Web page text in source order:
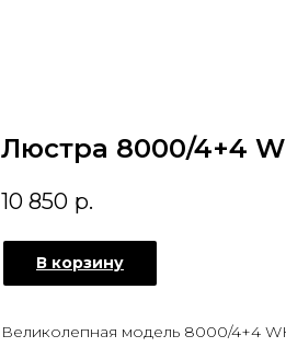
Люстра 8000/4+4
10 850 р.
В корзину
Великолепная модель 8000/4+4